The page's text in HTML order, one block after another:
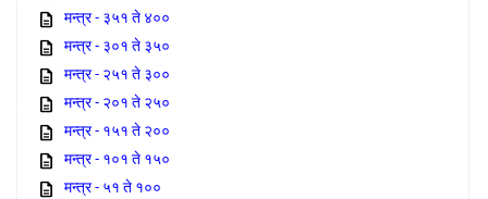
मन्त्र - ३५१ ते ४००
मन्त्र - ३०१ ते ३५०
मन्त्र - २५१ ते ३००
मन्त्र - २०१ ते २५०
मन्त्र - १५१ ते २००
मन्त्र - १०१ ते १५०
मन्त्र - ५१ ते १००